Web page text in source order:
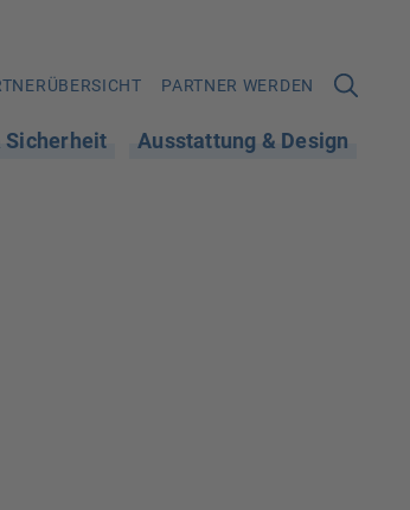
PARTNER WERDEN
Sicherheit Ausstattung & Design